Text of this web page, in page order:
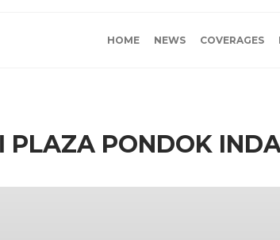
HOME NEWS COVERAGES
PLAZA PONDOK